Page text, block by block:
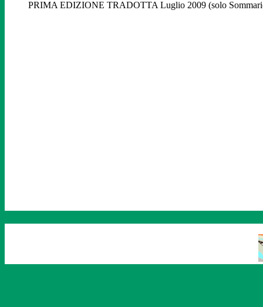
PRIMA EDIZIONE TRADOTTA Luglio 2009 (solo